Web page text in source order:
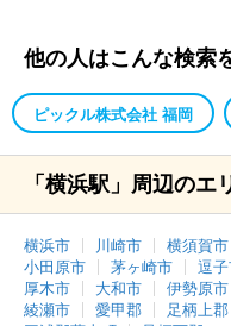
他の人はこんな検索
ピックル株式会社 福岡
「横浜駅」周辺のエ
横浜市 川崎市 横須賀市
小田原市
茅ヶ崎市 逗
厚木市
大和市 伊勢原市
綾瀬市
愛甲郡 足柄上郡